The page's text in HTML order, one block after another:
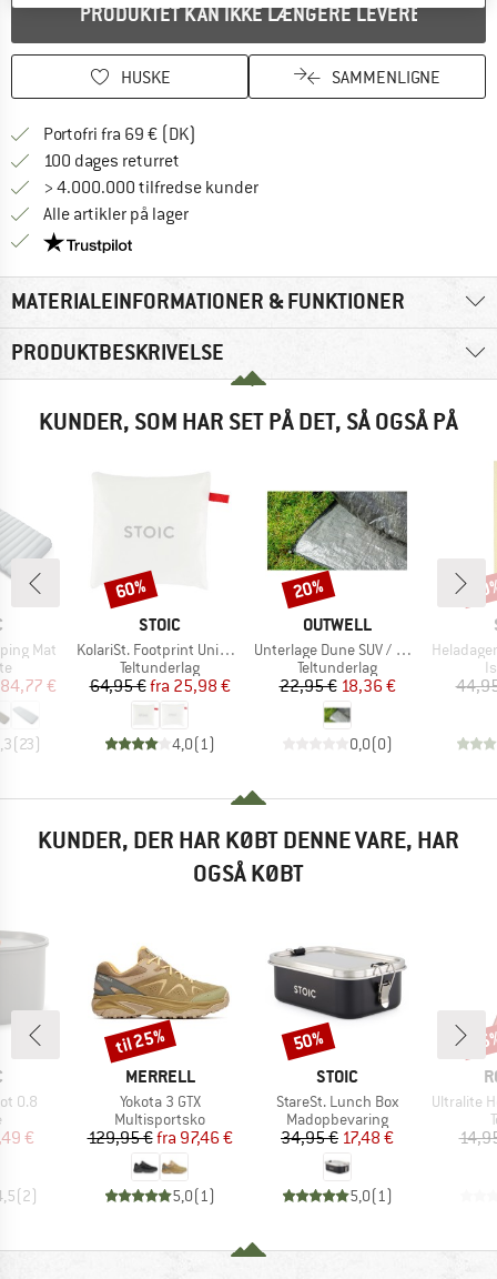
PRODUKTET KAN IKKE LÆNGERE LEVERES
HUSKE SAMMENLIGNE
Portofri fra 69 € (DK)
100 dages returret
> 4.000.000 tilfredse kunder
Alle artikler på lager
Vi er Trustpilot-certificeret - oplysningerne får du
MATERIALEINFORMATIONER & FUNKTIONER
PRODUKTBESKRIVELSE
KUNDER, SOM HAR SET PÅ DET, SÅ OGSÅ PÅ
Mat
pris
84,77 €
(23)
MÆRKE
STOIC
Artikel
KolariSt. Footprint Universal UL
Produktgruppe
Teltunderlag
Pris
64,95 € Nedsat pris
fra 25,98 €
4,0(1 )
Rabat
60%
MÆRKE
OUTWELL
Artikel
Unterlage Dune SUV / Dunecrest S
Produktgruppe
Teltunderlag
Pris
22,95 €Nedsat pris
18,36 €
0,0(0)
Rabat
20%
Artikel
KUNDER, DER HAR KØBT DENNE VARE, HAR
OGSÅ KØBT
0.8
pris
€
(2)
MÆRKE
MERRELL
Artikel
Yokota 3 GTX
Produktgruppe
Multisportsko
Pris
129,95 € Nedsat pris
fra 97,46 €
5,0(1)
Rabat
til 25%
MÆRKE
STOIC
Artikel
StareSt. Lunch Box
Produktgruppe
Madopbevaring
Pris
34,95 €Nedsat pris
17,48 €
5,0(1)
Rabat
50%
Artikel
Ultralite